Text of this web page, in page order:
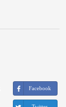
Facebook